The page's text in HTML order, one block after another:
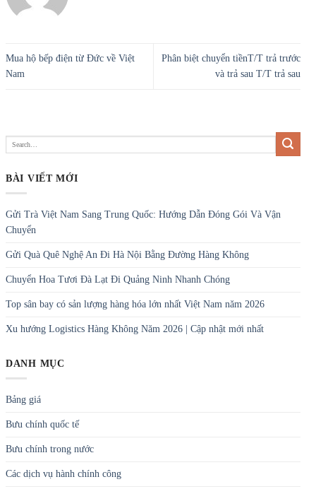
Mua hộ bếp điện từ Đức về Việt
Nam
Phân biệt chuyển tiềnT/T trả trước
và trả sau T/T trả sau
BÀI VIẾT MỚI
Gửi Trà Việt Nam Sang Trung Quốc: Hướng Dẫn Đóng Gói Và Vận
Chuyển
Gửi Quà Quê Nghệ An Đi Hà Nội Bằng Đường Hàng Không
Chuyển Hoa Tươi Đà Lạt Đi Quảng Ninh Nhanh Chóng
Top sân bay có sản lượng hàng hóa lớn nhất Việt Nam năm 2026
Xu hướng Logistics Hàng Không Năm 2026 | Cập nhật mới nhất
DANH MỤC
Bảng giá
Bưu chính quốc tế
Bưu chính trong nước
Các dịch vụ hành chính công